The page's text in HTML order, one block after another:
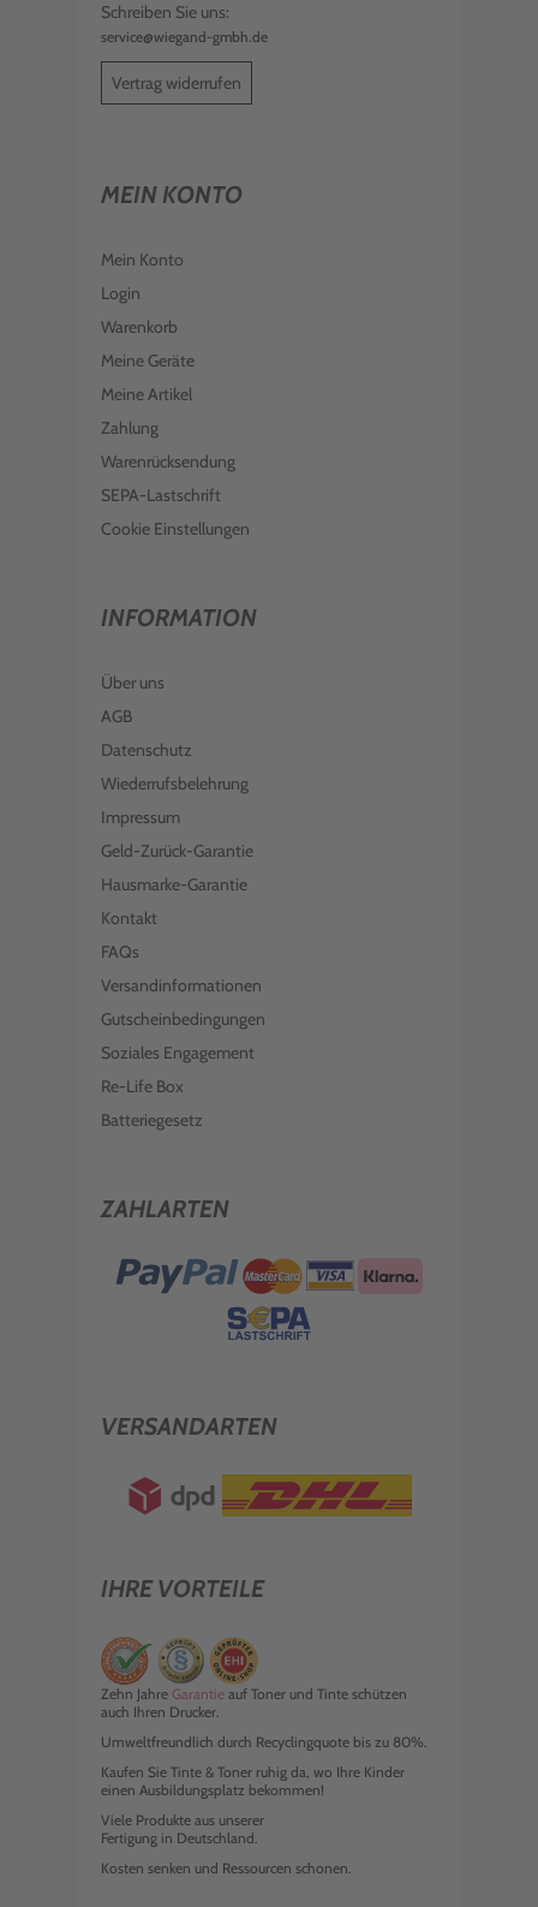
Schreiben Sie uns:
service@wiegand-gmbh.de
Vertrag widerrufen
MEIN KONTO
Mein Konto
Login
Warenkorb
Meine Geräte
Meine Artikel
Zahlung
Warenrücksendung
SEPA-Lastschrift
Cookie Einstellungen
INFORMATION
Über uns
AGB
Datenschutz
Wiederrufsbelehrung
Impressum
Geld-Zurück-Garantie
Hausmarke-Garantie
Kontakt
FAQs
Versandinformationen
Gutscheinbedingungen
Soziales Engagement
Re-Life Box
Batteriegesetz
ZAHLARTEN
VERSANDARTEN
IHRE VORTEILE
Zehn Jahre Garantie auf Toner und Tinte schützen
auch Ihren Drucker.
Umweltfreundlich durch Recyclingquote bis zu 80%.
Kaufen Sie Tinte & Toner ruhig da, wo Ihre Kinder
einen Ausbildungsplatz bekommen!
Viele Produkte aus unserer
Fertigung in Deutschland.
Kosten senken und Ressourcen schonen.